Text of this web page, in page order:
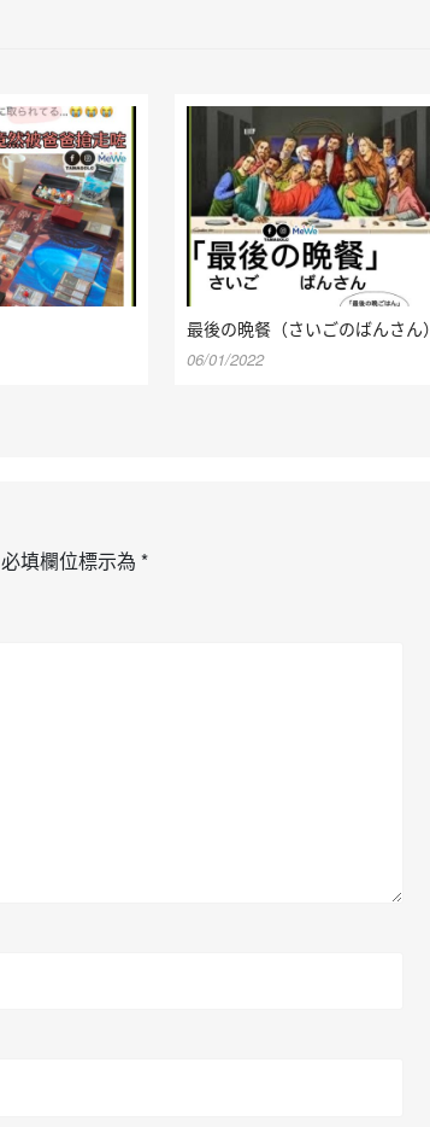
最後の晩餐（さいごのばんさん）
06/01/2022
必填欄位標示為 *